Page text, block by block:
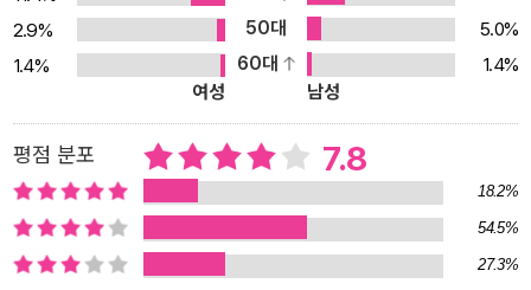
2.9%
50대
5.0%
1.4%
60대
1.4%
여성
남성
평점 분포 7.8
18.2%
54.5%
27.3%